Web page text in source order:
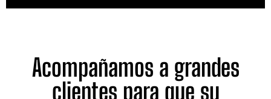
Acompañamos a grandes
clientes para que su